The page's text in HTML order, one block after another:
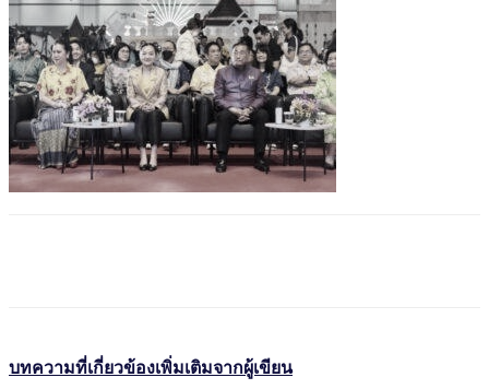
บทความที่เกี่ยวข้องเพิ่มเติมจากผู้เขียน